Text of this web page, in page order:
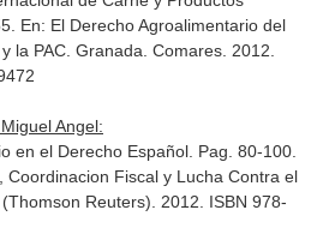
En: El Derecho Agroalimentario del
la PAC. Granada. Comares. 2012.
Angel:
en el Derecho Español. Pag. 80-100.
Coordinacion Fiscal y Lucha Contra el
Reuters). 2012. ISBN 978-